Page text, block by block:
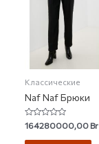
Классические
Naf Naf Брюки
Rated
0
out
164280000,00Br